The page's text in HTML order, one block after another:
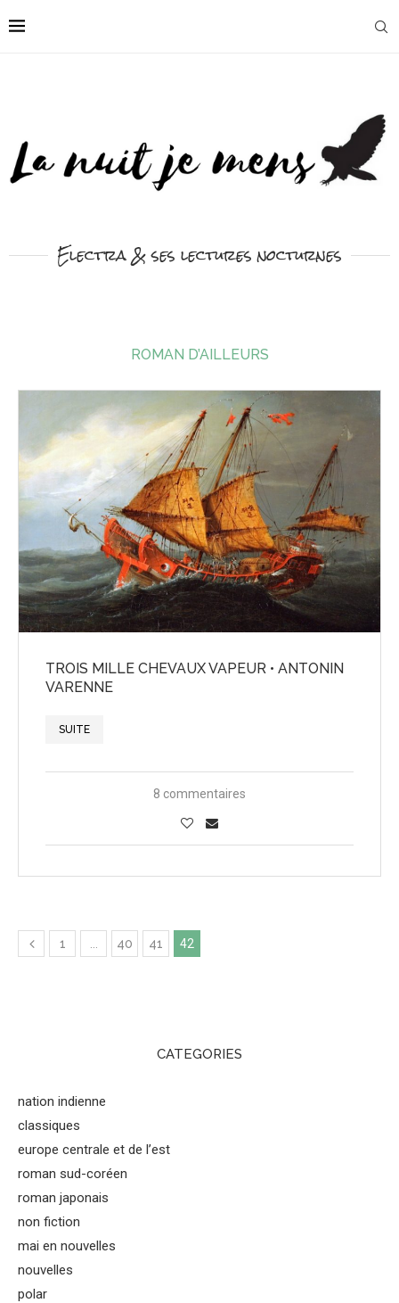
Electra & ses lectures nocturnes
ROMAN D’AILLEURS
TROIS MILLE CHEVAUX VAPEUR • ANTONIN
VARENNE
SUITE
8 commentaires
1 40 41 42
CATEGORIES
nation indienne
classiques
europe centrale et de l’est
roman sud-coréen
roman japonais
non fiction
mai en nouvelles
nouvelles
polar